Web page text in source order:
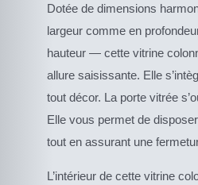
Dotée de dimensions
largeur comme en
hauteur — cette vitrine
allure saisissante. Elle
tout décor. La porte vitrée
Elle vous permet de
tout en assurant une
L’intérieur de cette vitrine